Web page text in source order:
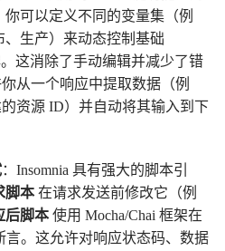
你可以定义不同的变量集（例
、 生产）来动态控制基础
这消除了手动编辑并减少了错
你从一个响应中提取数据（例
资源 ID）并自动将其输入到下
：Insomnia 具有强大的脚本引
脚本 在请求发送前修改它（例
后脚本 使用 Mocha/Chai 框架在
言。这允许对响应状态码、数据